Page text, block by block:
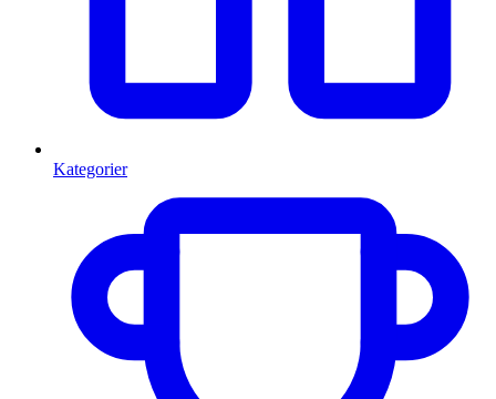
Kategorier